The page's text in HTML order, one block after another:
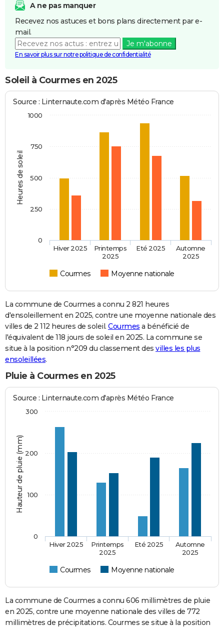
A ne pas manquer
Recevez nos astuces et bons plans directement par e-
mail.
Je m'abonne
En savoir plus sur notre politique de confidentialité
Soleil à Courmes en 2025
Heures de soleil
Source : Linternaute.com d'après Météo France
Courmes Moyenne nationale
Hiver 2025
Printemps
2025
Eté 2025
Automne
2025
0
250
500
750
1000
La commune de Courmes a connu 2 821 heures
d'ensoleillement en 2025, contre une moyenne nationale des
villes de 2 112 heures de soleil. Courmes a bénéficié de
l'équivalent de 118 jours de soleil en 2025. La commune se
situe à la position n°209 du classement des villes les plus
ensoleillées.
Pluie à Courmes en 2025
Hauteur de pluie (mm)
Source : Linternaute.com d'après Météo France
Courmes Moyenne nationale
Hiver 2025
Printemps
2025
Eté 2025
Automne
2025
0
100
200
300
La commune de Courmes a connu 606 millimètres de pluie
en 2025, contre une moyenne nationale des villes de 772
millimètres de précipitations. Courmes se situe à la position